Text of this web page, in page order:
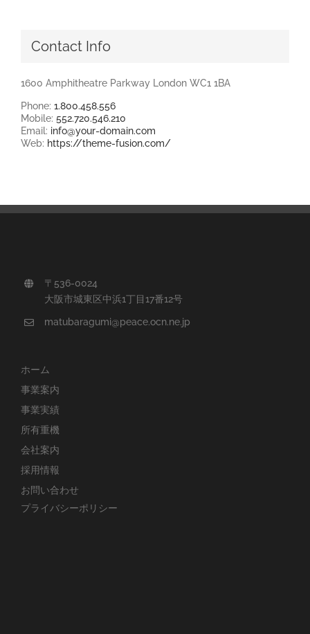
Contact Info
1600 Amphitheatre Parkway London WC1 1BA
Phone: 1.800.458.556
Mobile: 552.720.546.210
Email: info@your-domain.com
Web: https://theme-fusion.com/
〒536-0024
大阪市城東区中浜1丁目17番12号
matubaragumi@peace.ocn.ne.jp
ホーム
事業案内
事業実績
所有重機
会社案内
採用情報
お問い合わせ
プライバシーポリシー